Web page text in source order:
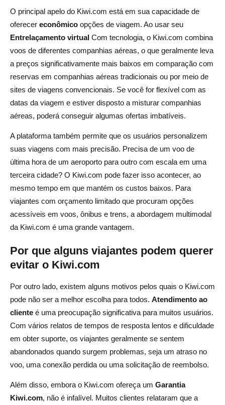
O principal apelo do Kiwi.com está em sua capacidade de
oferecer econômico opções de viagem. Ao usar seu
Entrelaçamento virtual Com tecnologia, o Kiwi.com combina
voos de diferentes companhias aéreas, o que geralmente leva
a preços significativamente mais baixos em comparação com
reservas em companhias aéreas tradicionais ou por meio de
sites de viagens convencionais. Se você for flexível com as
datas da viagem e estiver disposto a misturar companhias
aéreas, poderá conseguir algumas ofertas imbatíveis.
A plataforma também permite que os usuários personalizem
suas viagens com mais precisão. Precisa de um voo de
última hora de um aeroporto para outro com escala em uma
terceira cidade? O Kiwi.com pode fazer isso acontecer, ao
mesmo tempo em que mantém os custos baixos. Para
viajantes com orçamento limitado que procuram opções
acessíveis em voos, ônibus e trens, a abordagem multimodal
da Kiwi.com é uma grande vantagem.
Por que alguns viajantes podem querer
evitar o Kiwi.com
Por outro lado, existem alguns motivos pelos quais o Kiwi.com
pode não ser a melhor escolha para todos. Atendimento ao
cliente é uma preocupação significativa para muitos usuários.
Com vários relatos de tempos de resposta lentos e dificuldade
em obter suporte, os viajantes geralmente se sentem
abandonados quando surgem problemas, seja um atraso no
voo, uma conexão perdida ou uma solicitação de reembolso.
Além disso, embora o Kiwi.com ofereça um Garantia
Kiwi.com, não é infalível. Muitos clientes relataram que a